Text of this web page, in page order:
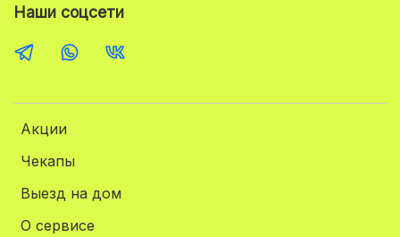
Акции
Чекапы
Выезд на дом
О сервисе
Наши соцсети